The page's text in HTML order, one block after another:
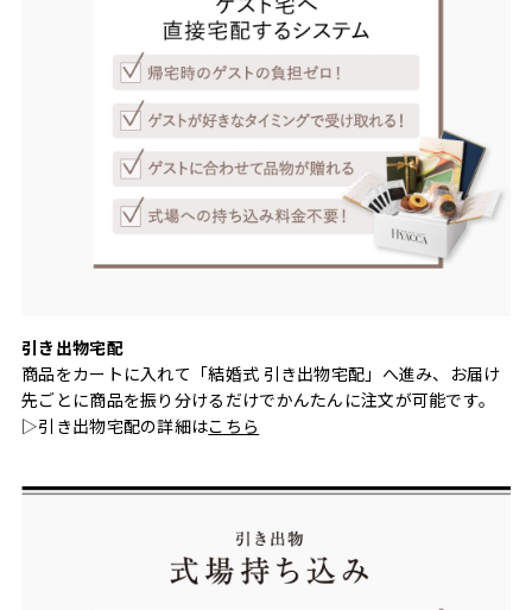
引き出物宅配
商品をカートに入れて「結婚式 引き出物宅配」へ進み、お届け
先ごとに商品を振り分けるだけでかんたんに注文が可能です。
▷引き出物宅配の詳細はこちら